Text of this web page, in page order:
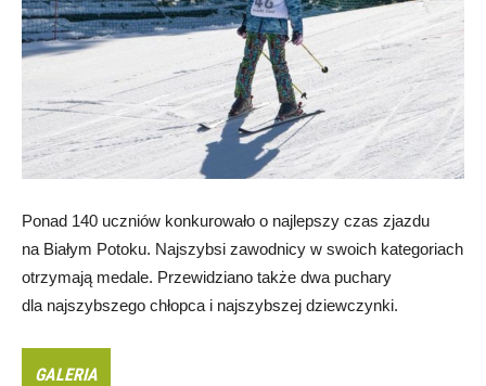
Ponad 140 uczniów konkurowało o najlepszy czas zjazdu
na Białym Potoku. Najszybsi zawodnicy w swoich kategoriach
otrzymają medale. Przewidziano także dwa puchary
dla najszybszego chłopca i najszybszej dziewczynki.
GALERIA